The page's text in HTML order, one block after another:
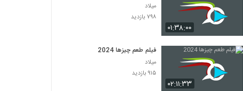
۰۱:۳۸:۰۰
میلاد
۷۹۸ بازدید
۰۲:۱۱:۳۳
فیلم طعم چیزها 2024
میلاد
۹۱۵ بازدید